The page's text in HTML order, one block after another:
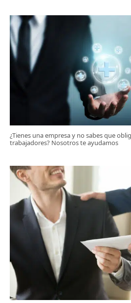
¿Tienes una empresa y no sabes que
trabajadores? Nosotros te ayudamos